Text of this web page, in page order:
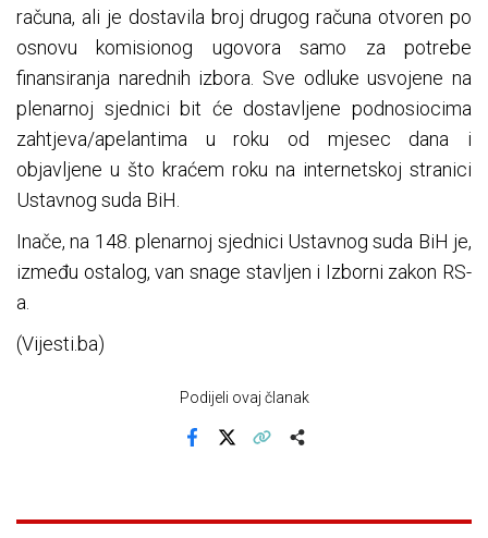
računa, ali je dostavila broj drugog računa otvoren po
osnovu komisionog ugovora samo za potrebe
finansiranja narednih izbora. Sve odluke usvojene na
plenarnoj sjednici bit će dostavljene podnosiocima
zahtjeva/apelantima u roku od mjesec dana i
objavljene u što kraćem roku na internetskoj stranici
Ustavnog suda BiH.
Inače, na 148. plenarnoj sjednici Ustavnog suda BiH je,
između ostalog, van snage stavljen i Izborni zakon RS-
a.
(Vijesti.ba)
Podijeli ovaj članak